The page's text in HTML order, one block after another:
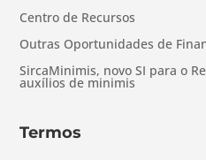
Centro de Recursos
Outras Oportunidades de
SircaMinimis, novo SI para o
auxílios de minimis
Termos